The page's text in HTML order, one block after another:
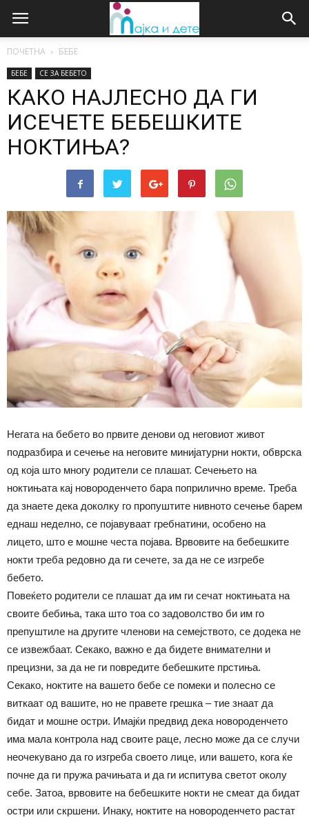
ПОЧЕТНА БЕБЕ
БЕБЕ СЕ ЗА БЕБЕТО
КАКО НАЈЛЕСНО ДА ГИ
ИСЕЧЕТЕ БЕБЕШКИТЕ
НОКТИЊА?
Негата на бебето во првите денови од неговиот живот
подразбира и сечење на неговите минијатурни нокти, обврска
од која што многу родители се плашат. Сечењето на
ноктињата кај новороденчето бара поприлично време. Треба
да знаете дека доколку го пропуштите нивното сечење барем
еднаш неделно, се појавуваат гребнатини, особено на
лицето, што е мошне честа појава. Врвовите на бебешките
нокти треба редовно да ги сечете, за да не се изгребе
бебето.
Повеќето родители се плашат да им ги сечат ноктињата на
своите бебиња, така што тоа со задоволство би им го
препуштиле на другите членови на семејството, се додека не
се извежбаат. Секако, важно е да бидете внимателни и
прецизни, за да не ги повредите бебешките прстиња.
Секако, ноктите на вашето бебе се помеки и полесно се
виткаат од вашите, но не правете грешка – тие знаат да
бидат и мошне остри. Имајќи предвид дека новороденчето
има мала контрола над своите раце, лесно може да се случи
неочекувано да го изгреба своето лице, или вашето, кога ќе
почне да ги пружа рачињата и да ги испитува светот околу
себе. Затоа, врвовите на бебешките нокти не смеат да бидат
остри или скршени. Инаку, ноктите на новороденчето растат